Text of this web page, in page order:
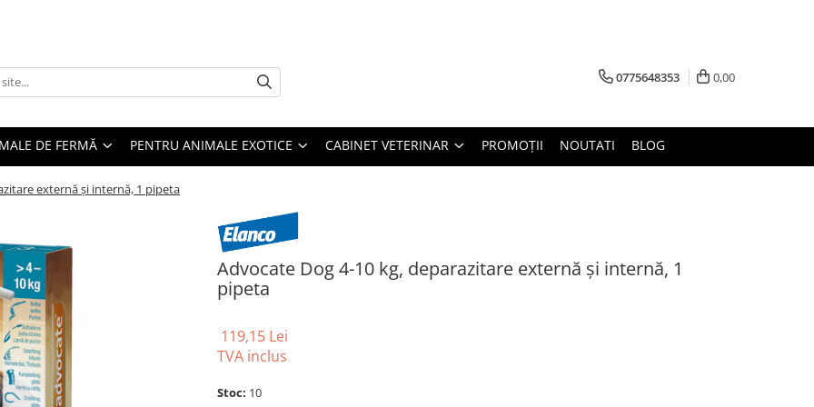
0775648353 0,00
DE FERMĂ PENTRU ANIMALE EXOTICE CABINET VETERINAR PROMOȚII NOUTATI BLOG
externă și internă, 1 pipeta
Advocate Dog 4-10 kg, deparazitare externă și internă, 1
pipeta
119,15 Lei
TVA inclus
Stoc: 10